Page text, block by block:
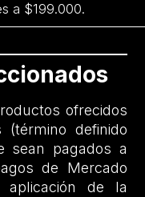
a $199.000.
ofrecidos
definido
sean pagados a
de Mercado
aplicación de la